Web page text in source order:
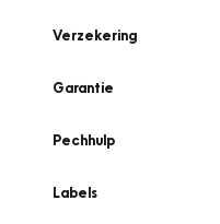
Verzekering
Garantie
Pechhulp
Labels